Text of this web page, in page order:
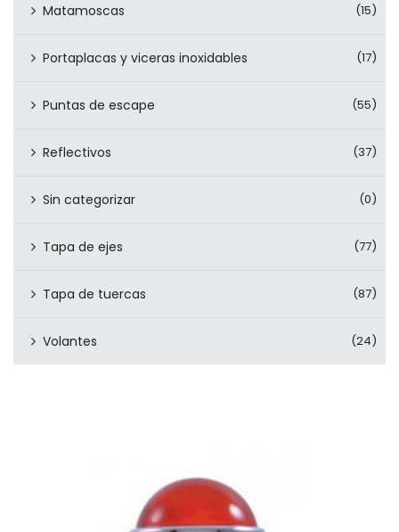
Matamoscas (15)
Portaplacas y viceras inoxidables (17)
Puntas de escape (55)
Reflectivos (37)
Sin categorizar (0)
Tapa de ejes (77)
Tapa de tuercas (87)
Volantes (24)